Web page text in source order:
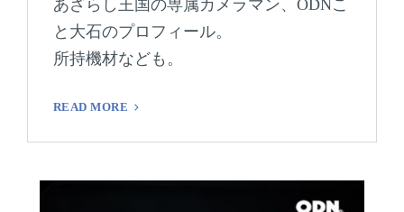
あざらし王国の専属カメラマン、ODNこ
と大石のプロフィール。
所持機材なども。
READ MORE
フ
ー